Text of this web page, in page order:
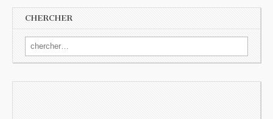
CHERCHER
Search for: